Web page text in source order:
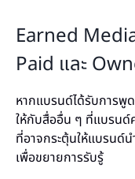
Earned
Paid และ
หากแบรนด์ได้รับการพู
ให้กับสื่ออื่น ๆ ที่แบรนด์
ที่อาจกระตุ้นให้แบรนด์
เพื่อขยายการรับรู้